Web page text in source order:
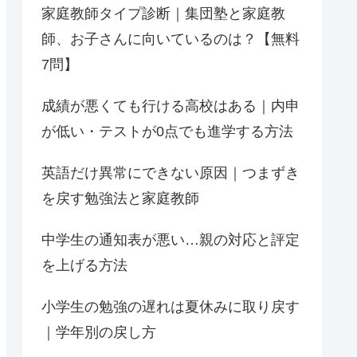
家庭教師タイプ診断｜集団塾と家庭教
師、お子さんに向いているのは？【無料
7問】
成績が悪くても行ける高校はある｜内申
が低い・テストが0点でも進学する方法
英語だけ異常にできない原因｜つまずき
を戻す勉強法と家庭教師
中学生の通知表が悪い…親の対応と評定
を上げる方法
小学生の勉強の遅れは夏休みに取り戻す
｜学年別の戻し方